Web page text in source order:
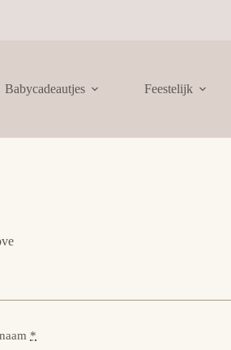
Babycadeautjes Feestelijk
*